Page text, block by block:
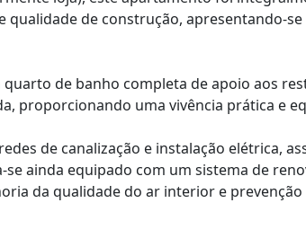
de construção, apresentando-se
de banho completa de apoio aos
proporcionando uma vivência prática e
de canalização e instalação elétrica,
ainda equipado com um sistema de
da qualidade do ar interior e